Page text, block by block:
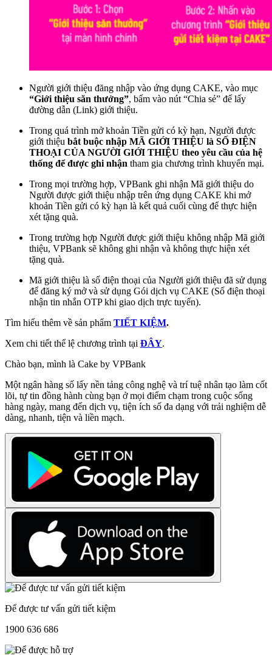
Người giới thiệu đăng nhập vào ứng dụng CAKE, vào mục
“Giới thiệu săn thưởng”, bấm vào nút “Chia sẻ” để lấy
đường dẫn (Link) giới thiệu.
Trong quá trình mở khoản Tiền gửi có kỳ hạn, Người được
giới thiệu bắt buộc nhập MÃ GIỚI THIỆU là SỐ ĐIỆN
THOẠI CỦA NGƯỜI GIỚI THIỆU theo yêu cầu của hệ
thống để được ghi nhận tham gia chương trình khuyến mại.
Trong mọi trường hợp, VPBank ghi nhận Mã giới thiệu do
Người được giới thiệu nhập trên ứng dụng CAKE khi mở
khoản Tiền gửi có kỳ hạn là kết quả cuối cùng để thực hiện
xét tặng quà.
Trong trường hợp Người được giới thiệu không nhập Mã giới
thiệu, VPBank sẽ không ghi nhận và không thực hiện xét
tặng quà.
Mã giới thiệu là số điện thoại của Người giới thiệu đã sử dụng
để đăng ký mở và sử dụng Gói dịch vụ CAKE (Số điện thoại
nhận tin nhắn OTP khi giao dịch trực tuyến).
Tìm hiểu thêm về sản phẩm TIẾT KIỆM.
Xem chi tiết thể lệ chương trình tại ĐÂY.
Chào bạn, mình là Cake by VPBank
Một ngân hàng số lấy nền tảng công nghệ và trí tuệ nhân tạo làm cốt
lõi, tự tin đồng hành cùng bạn ở mọi điểm chạm trong cuộc sống
hàng ngày, mang đến dịch vụ, tiện ích số đa dạng với trải nghiệm dễ
dàng, nhanh, tiện và liền mạch.
Để được tư vấn gửi tiết kiệm
1900 636 686